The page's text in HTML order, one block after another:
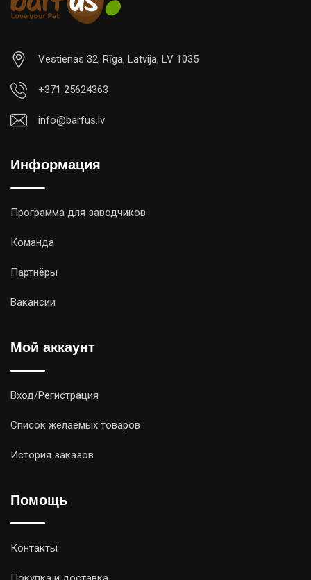
Vestienas 32, Rīga, Latvija, LV 1035
+371 25624363
info@barfus.lv
Информация
Программа для заводчиков
Команда
Партнёры
Вакансии
Мой аккаунт
Вход/Регистрация
Список желаемых товаров
История заказов
Помощь
Контакты